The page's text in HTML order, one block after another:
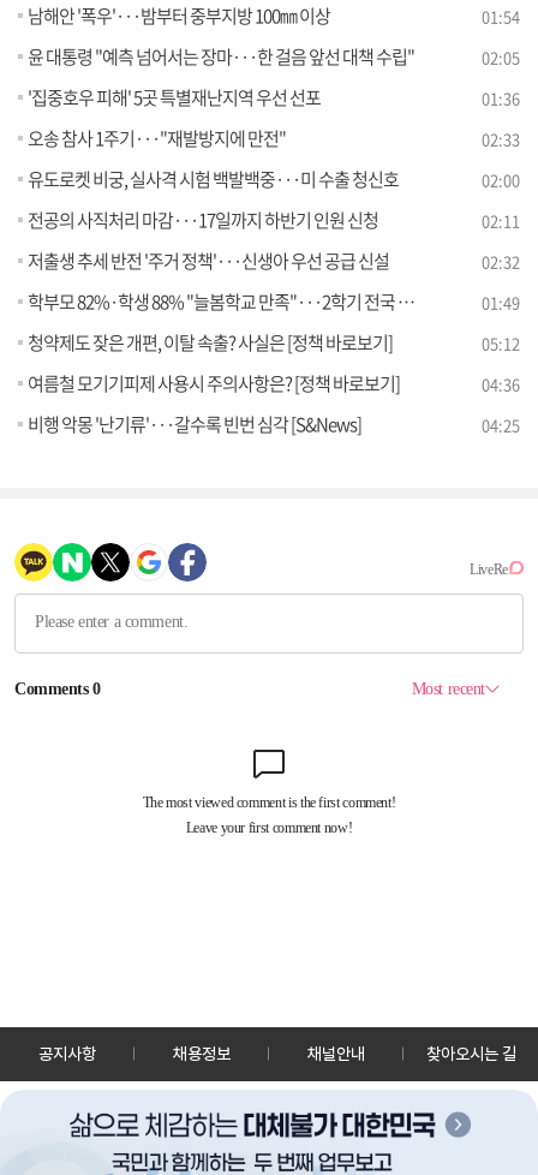
남해안 '폭우'···밤부터 중부지방 100㎜ 이상 01:54
윤 대통령 "예측 넘어서는 장마···한 걸음 앞선 대책 수립" 02:05
'집중호우 피해' 5곳 특별재난지역 우선 선포 01:36
오송 참사 1주기···"재발방지에 만전" 02:33
유도로켓 비궁, 실사격 시험 백발백중···미 수출 청신호 02:00
전공의 사직처리 마감···17일까지 하반기 인원 신청 02:11
저출생 추세 반전 '주거 정책'···신생아 우선 공급 신설 02:32
학부모 82%·학생 88% "늘봄학교 만족"···2학기 전국 도입 01:49
청약제도 잦은 개편, 이탈 속출? 사실은 [정책 바로보기] 05:12
여름철 모기기피제 사용시 주의사항은? [정책 바로보기] 04:36
비행 악몽 '난기류'···갈수록 빈번 심각 [S&News] 04:25
공지사항 채용정보 채널안내 찾아오시는 길
30128 세종특별자치시 정부2청사로 13 한국정책방송원 KTV
TEL: 044-204-8000
Copyrightⓒ KTV 국민방송 All Rights Reserved.